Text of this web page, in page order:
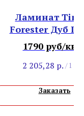
Ламинат
Forester Дуб
Черво
1790 руб/
2 205,28 р. / 1
Заказать